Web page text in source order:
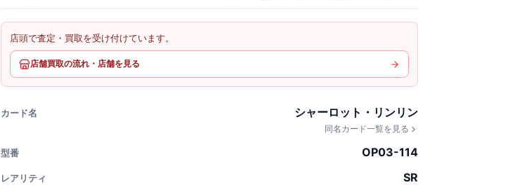
店頭で査定・買取を受け付けています。
店舗買取の流れ・店舗を見る
カード名 シャーロット・リンリン
同名カード一覧を見る
型番 OP03-114
レアリティ SR